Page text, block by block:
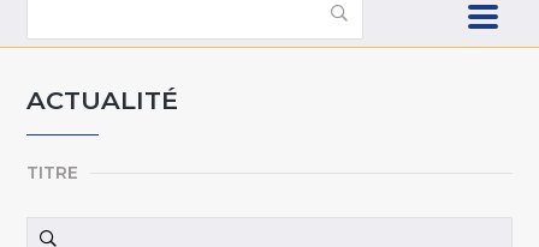
ACTUALITÉ
TITRE